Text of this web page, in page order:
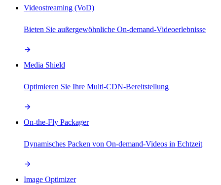
Videostreaming (VoD)
Bieten Sie außergewöhnliche On-demand-Videoerlebnisse
Media Shield
Optimieren Sie Ihre Multi-CDN-Bereitstellung
On-the-Fly Packager
Dynamisches Packen von On-demand-Videos in Echtzeit
Image Optimizer